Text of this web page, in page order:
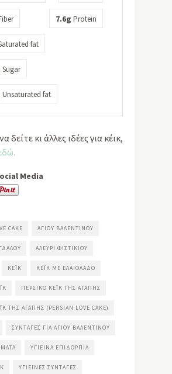
7.6g Protein
fat
Sugar
Unsaturated fat
δείτε κι άλλες ιδέες για κέικ,
Media
CAKE ΑΓΊΟΥ ΒΑΛΕΝΤΊΝΟΥ
ΑΛΕΎΡΙ ΦΙΣΤΙΚΙΟΎ
ΚΈΙΚ ΚΈΙΚ ΜΕ ΕΛΑΙΌΛΑΔΟ
ΠΕΡΣΙΚΌ ΚΈΙΚ ΤΗΣ ΑΓΆΠΗΣ
ΤΗΣ ΑΓΆΠΗΣ (PERSIAN LOVE CAKE)
ΣΥΝΤΑΓΈΣ ΓΙΑ ΑΓΊΟΥ ΒΑΛΕΝΤΊΝΟΥ
ΥΓΙΕΙΝΆ ΕΠΙΔΌΡΠΙΑ
ΥΓΙΕΙΝΈΣ ΣΥΝΤΑΓΈΣ